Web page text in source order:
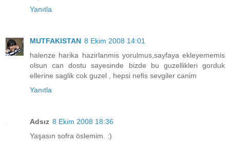
Yanıtla
MUTFAKISTAN 8 Ekim 2008 14:01
halenze harika hazirlanmis yorulmus,sayfaya ekleyememis
olsun can dostu sayesinde bizde bu guzellikleri gorduk
ellerine saglik cok guzel , hepsi nefis sevgiler canim
Yanıtla
Adsız 8 Ekim 2008 18:36
Yaşasın sofra öslemim. :)